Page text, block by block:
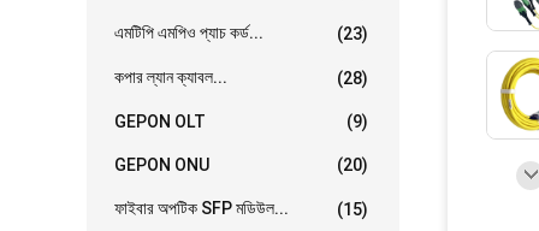
এমটিপি এমপিও প্যাচ কর্ড... (23)
কপার ল্যান ক্যাবল... (28)
GEPON OLT (9)
GEPON ONU (20)
ফাইবার অপটিক SFP মডিউল... (15)